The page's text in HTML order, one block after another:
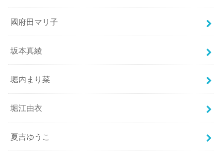
國府田マリ子
坂本真綾
堀内まり菜
堀江由衣
夏吉ゆうこ